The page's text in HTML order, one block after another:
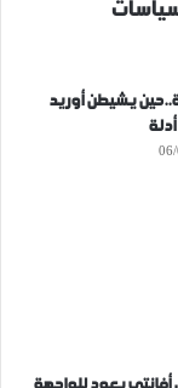
يشيطن أوريد
أدلة